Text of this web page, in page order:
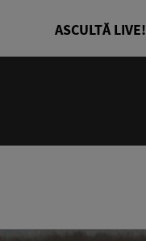
ASCULTĂ LIVE!